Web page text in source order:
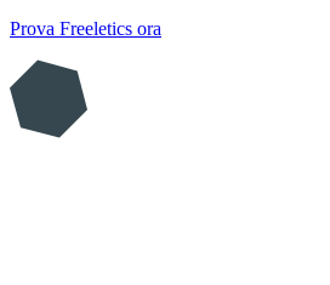
Prova Freeletics ora